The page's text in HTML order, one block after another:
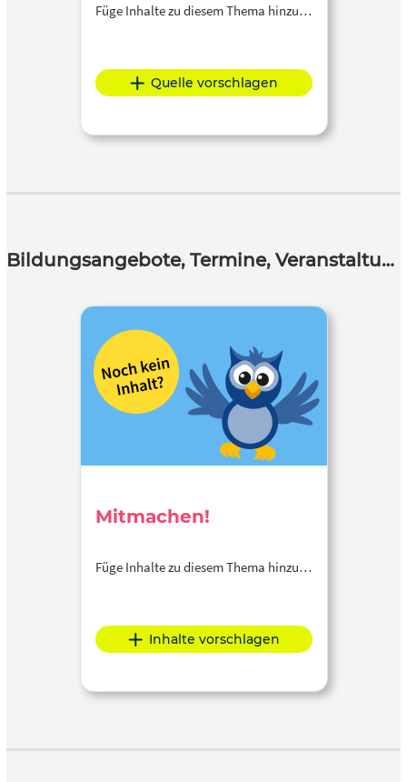
Füge Inhalte zu diesem Thema hinzu…
Quelle vorschlagen
Bildungsangebote, Termine, Veranstaltungen
Mitmachen!
Füge Inhalte zu diesem Thema hinzu…
Inhalte vorschlagen